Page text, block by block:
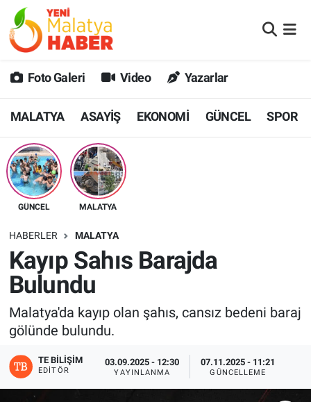
Foto Galeri Video Yazarlar
MALATYA ASAYİŞ EKONOMİ GÜNCEL SPOR
GÜNCEL MALATYA
HABERLER MALATYA
Kayıp Sahıs Barajda
Bulundu
Malatya'da kayıp olan şahıs, cansız bedeni baraj
gölünde bulundu.
TE BILIŞIM
EDITÖR
03.09.2025 - 12:30
YAYINLANMA
07.11.2025 - 11:21
GÜNCELLEME
MALATYA
GÜNCEL
SPOR
SAĞLIK
DİĞER
EKONOMİ
Malatya Nöbetçi Eczaneler
MALATYA Namaz Vakitleri
Malatya Trafik Yoğunluk Haritası
Süper Lig Puan Durumu ve Fikstür
Tüm Manşetler
Son Dakika Haberleri